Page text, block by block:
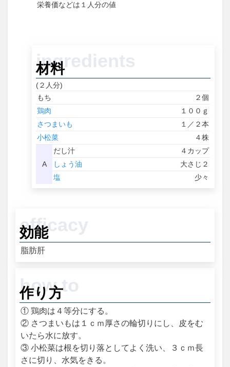
１人分
材料
(２人分)
もち
２個
鶏肉
１００ｇ
さつまいも
１／２本
小松菜
４株
A
だし汁
４カップ
しょう油
大さじ２
塩
少々
効能
脂肪肝
作り方
① 鶏肉は４等分にする。
② さつまいもは１ｃｍ厚さの輪切りにし、皮をむ
いたら水に放す。
③ 小松菜は根を切り落としてよく洗い、３ｃｍ長
さに切り、水気をきる。